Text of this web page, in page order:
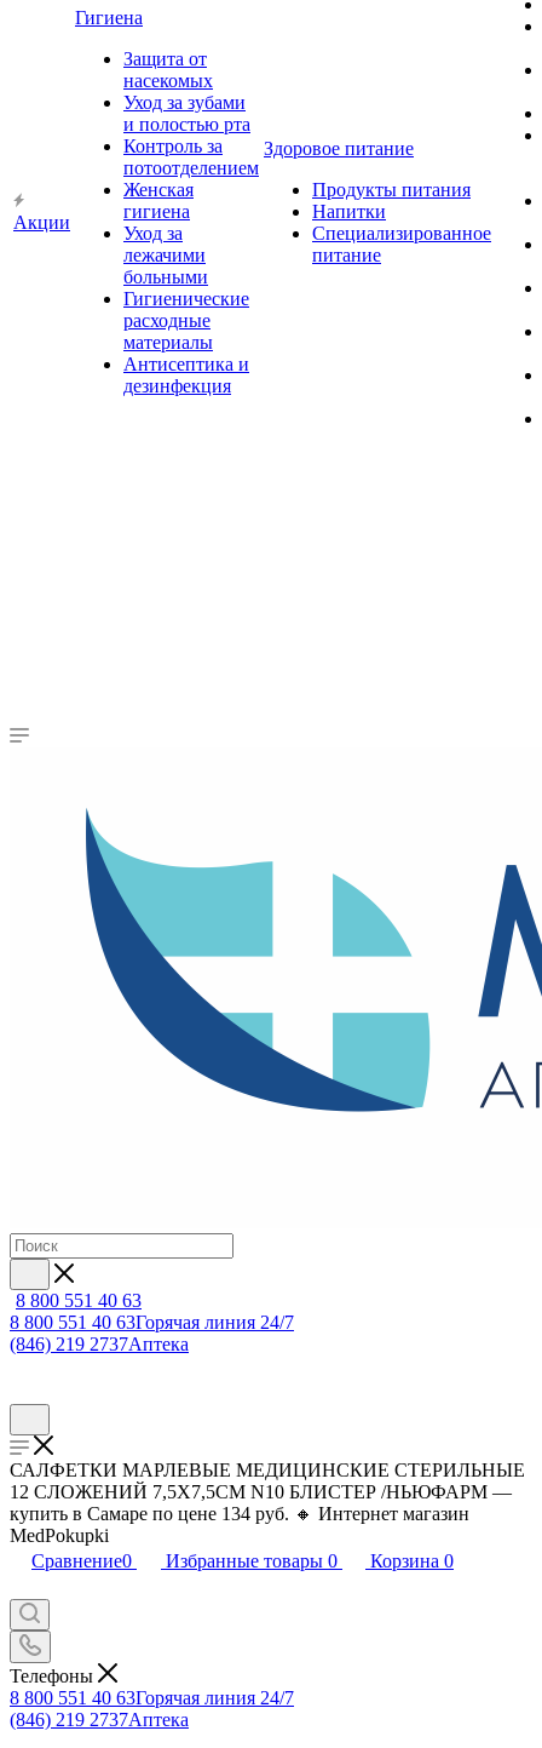
Акции
Гигиена
Защита от
насекомых
Уход за зубами
и полостью рта
Контроль за
потоотделением
Женская
гигиена
Уход за
лежачими
больными
Гигиенические
расходные
материалы
Антисептика и
дезинфекция
Здоровое питание
Продукты питания
Напитки
Специализированное
питание
8 800 551 40 63
8 800 551 40 63Горячая линия 24/7
(846) 219 2737Аптека
САЛФЕТКИ МАРЛЕВЫЕ МЕДИЦИНСКИЕ СТЕРИЛЬНЫЕ
12 СЛОЖЕНИЙ 7,5Х7,5СМ N10 БЛИСТЕР /НЬЮФАРМ —
купить в Самаре по цене 134 руб. 🔸 Интернет магазин
MedPokupki
Сравнение0 Избранные товары 0 Корзина 0
Телефоны
8 800 551 40 63Горячая линия 24/7
(846) 219 2737Аптека